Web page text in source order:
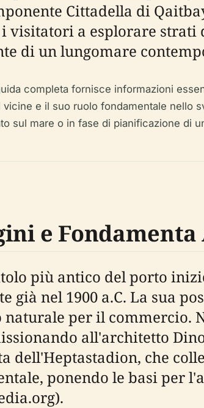
Cittadella di
visitatori a esplorare strati
di un lungomare
completa fornisce informazioni
vicine e il suo ruolo fondamentale nello
sul mare o in fase di pianificazione di
e
più antico del porto
già nel 1900 a.C. La sua
naturale per il commercio.
all'architetto
dell'Heptastadion, che
ponendo le basi per